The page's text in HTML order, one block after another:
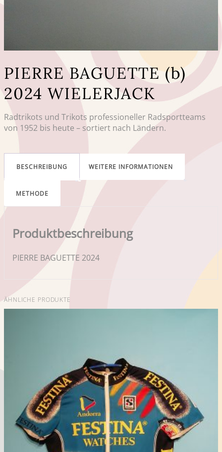
PIERRE BAGUETTE (b)
2024 WIELERJACK
Radtrikots und Trikots professioneller Radsportteams
von 1952 bis heute – sortiert nach Ländern.
BESCHREIBUNG WEITERE INFORMATIONEN
METHODE
Produktbeschreibung
PIERRE BAGUETTE 2024
ÄHNLICHE PRODUKTE